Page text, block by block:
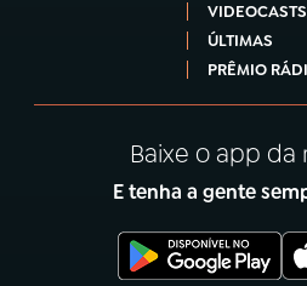
VIDEOCASTS
ÚLTIMAS
PRÊMIO
Baixe o app da
E tenha a gente